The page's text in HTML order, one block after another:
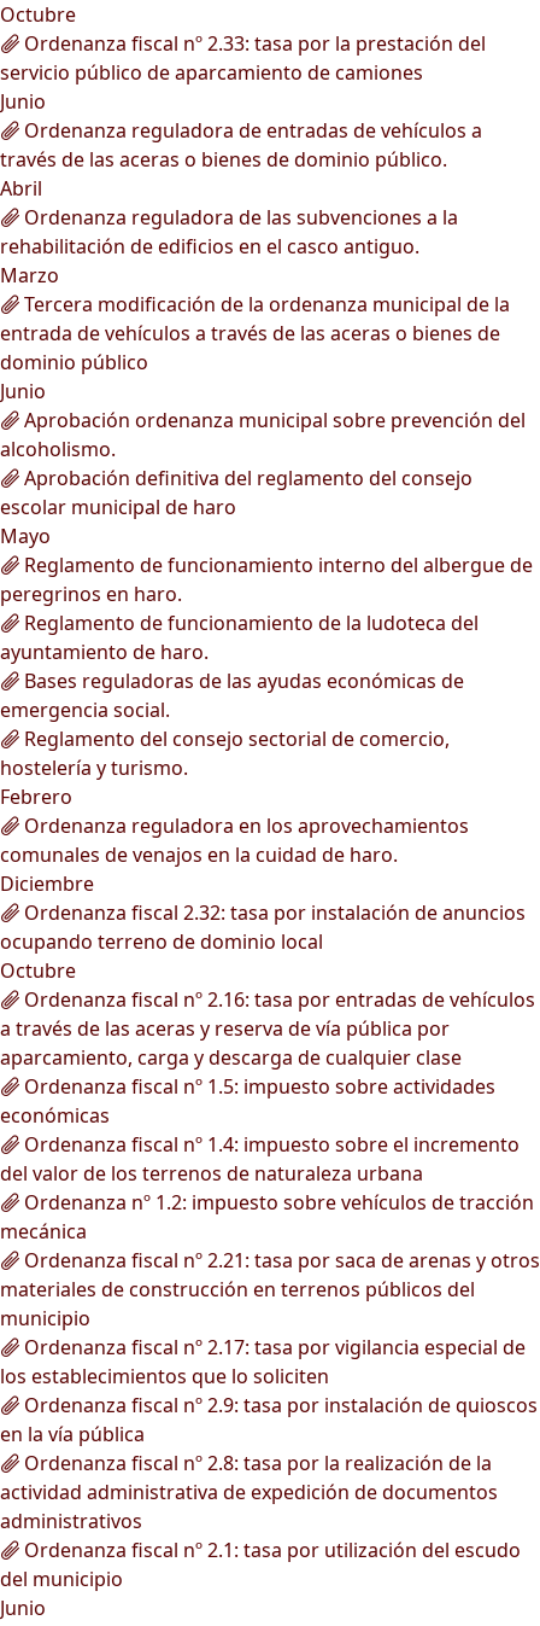
Octubre
Ordenanza fiscal nº 2.33: tasa por la prestación del
servicio público de aparcamiento de camiones
Junio
Ordenanza reguladora de entradas de vehículos a
través de las aceras o bienes de dominio público.
Abril
Ordenanza reguladora de las subvenciones a la
rehabilitación de edificios en el casco antiguo.
Marzo
Tercera modificación de la ordenanza municipal de la
entrada de vehículos a través de las aceras o bienes de
dominio público
Junio
Aprobación ordenanza municipal sobre prevención del
alcoholismo.
Aprobación definitiva del reglamento del consejo
escolar municipal de haro
Mayo
Reglamento de funcionamiento interno del albergue de
peregrinos en haro.
Reglamento de funcionamiento de la ludoteca del
ayuntamiento de haro.
Bases reguladoras de las ayudas económicas de
emergencia social.
Reglamento del consejo sectorial de comercio,
hostelería y turismo.
Febrero
Ordenanza reguladora en los aprovechamientos
comunales de venajos en la cuidad de haro.
Diciembre
Ordenanza fiscal 2.32: tasa por instalación de anuncios
ocupando terreno de dominio local
Octubre
Ordenanza fiscal nº 2.16: tasa por entradas de vehículos
a través de las aceras y reserva de vía pública por
aparcamiento, carga y descarga de cualquier clase
Ordenanza fiscal nº 1.5: impuesto sobre actividades
económicas
Ordenanza fiscal nº 1.4: impuesto sobre el incremento
del valor de los terrenos de naturaleza urbana
Ordenanza nº 1.2: impuesto sobre vehículos de tracción
mecánica
Ordenanza fiscal nº 2.21: tasa por saca de arenas y otros
materiales de construcción en terrenos públicos del
municipio
Ordenanza fiscal nº 2.17: tasa por vigilancia especial de
los establecimientos que lo soliciten
Ordenanza fiscal nº 2.9: tasa por instalación de quioscos
en la vía pública
Ordenanza fiscal nº 2.8: tasa por la realización de la
actividad administrativa de expedición de documentos
administrativos
Ordenanza fiscal nº 2.1: tasa por utilización del escudo
del municipio
Junio